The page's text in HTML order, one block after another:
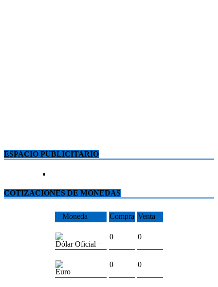
ESPACIO PUBLICITARIO
COTIZACIONES DE MONEDAS
Moneda Compra Venta
Dólar Oficial +
0 0
Euro
0 0